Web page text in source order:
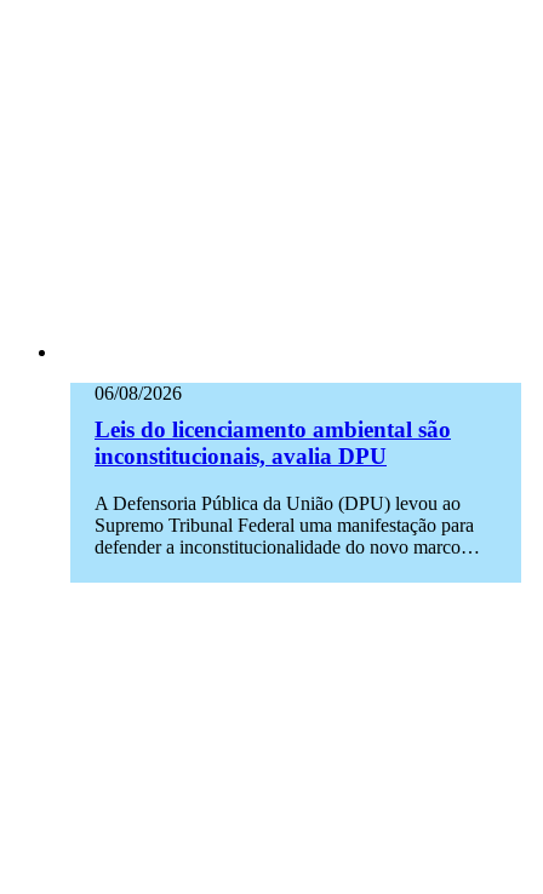
06/08/2026
Leis do licenciamento ambiental são
inconstitucionais, avalia DPU
A Defensoria Pública da União (DPU) levou ao
Supremo Tribunal Federal uma manifestação para
defender a inconstitucionalidade do novo marco…